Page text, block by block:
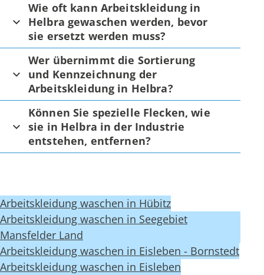
Wie oft kann Arbeitskleidung in
Helbra gewaschen werden, bevor
sie ersetzt werden muss?
Wer übernimmt die Sortierung
und Kennzeichnung der
Arbeitskleidung in Helbra?
Können Sie spezielle Flecken, wie
sie in Helbra in der Industrie
entstehen, entfernen?
Arbeitskleidung waschen in Hübitz
Arbeitskleidung waschen in Seegebiet
Mansfelder Land
Arbeitskleidung waschen in Eisleben - Bornstedt
Arbeitskleidung waschen in Eisleben